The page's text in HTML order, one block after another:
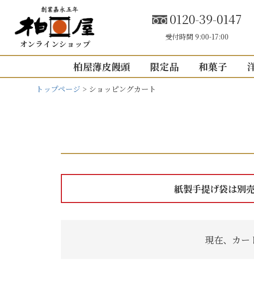
オンラインショップ
0120-39-0147
受付時間 9:00-17:00
柏屋薄皮饅頭
こしあん
5個入り
8個入り
5個入り
10個入り
限定品 和菓子
出産内祝い
快気祝い
入園・入学のお祝返
トップページ ショッピングカート
紙製手提げ袋は別
現在、カー